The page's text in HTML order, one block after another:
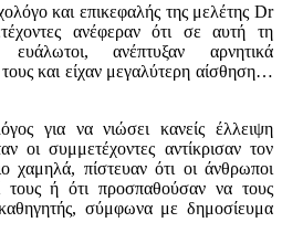
και επικεφαλής της μελέτης Dr
ανέφεραν ότι σε αυτή τη
ανέπτυξαν αρνητικά
και είχαν μεγαλύτερη αίσθηση…
για να νιώσει κανείς έλλειψη
οι συμμετέχοντες αντίκρισαν τον
πίστευαν ότι οι άνθρωποι
τους ή ότι προσπαθούσαν να τους
σύμφωνα με δημοσίευμα